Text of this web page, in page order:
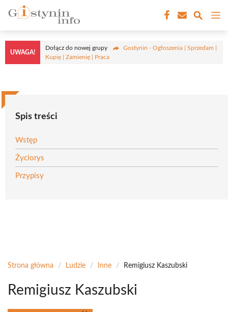
Przejdź
treści
UWAGA!
Dołącz do nowej grupy
Gostynin - Ogłoszenia | Sprzedam |
Kupię | Zamienię | Praca
Spis treści
Wstęp
Życiorys
Przypisy
Strona główna / Ludzie / Inne / Remigiusz Kaszubski
Remigiusz Kaszubski